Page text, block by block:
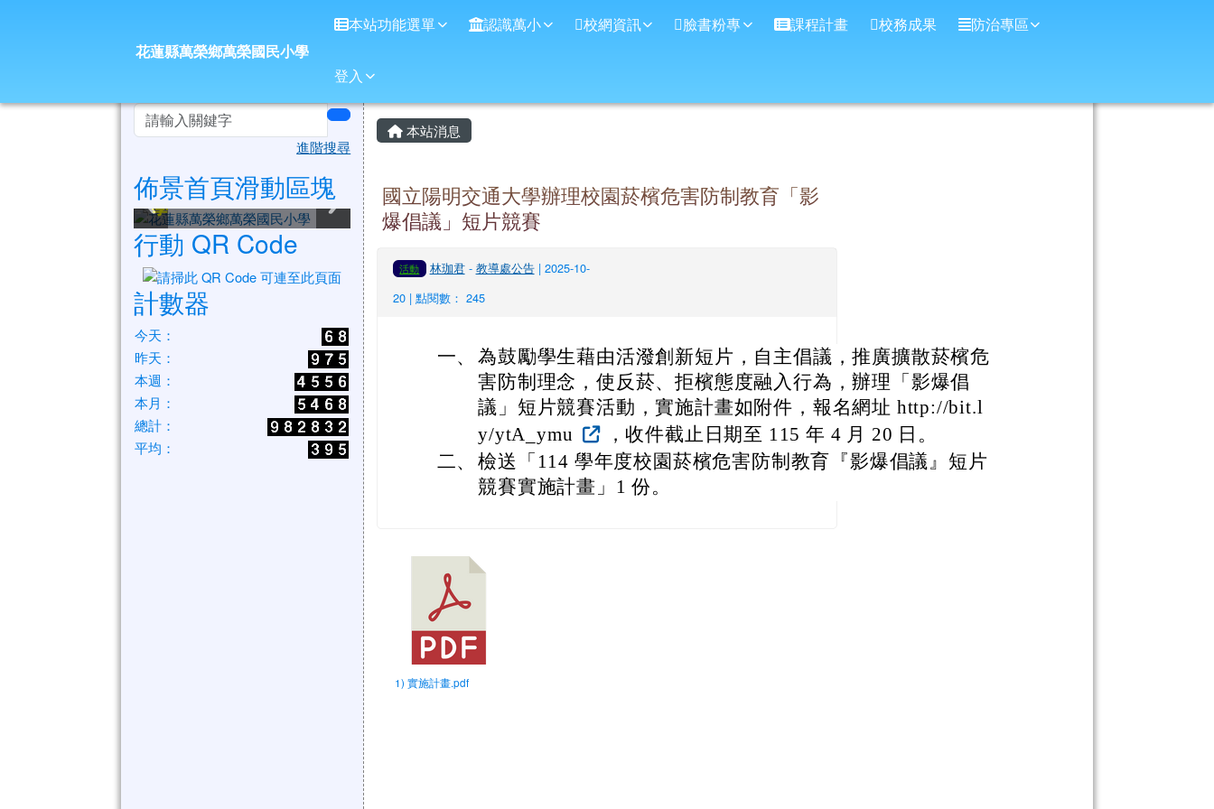
花蓮縣萬榮鄉萬榮國民小學
花蓮縣萬榮鄉萬榮國民小學
本站功能選單 認識萬小 校網資訊 臉書粉專 課程計畫 校務成果 防治專區
登入
左邊區域內容 search
進階搜尋
佈景首頁滑動區塊
花蓮縣萬榮鄉萬榮國民小
學
花蓮縣萬榮鄉萬榮國民小
學
花蓮縣萬榮鄉萬榮國民小
學
花蓮縣萬榮鄉萬榮國民小
學
花蓮縣萬榮鄉萬榮國民小
學
花蓮縣萬榮鄉萬榮國民小
學
行動 QR Code
計數器
今天：
昨天：
本週：
本月：
總計：
平均：
主內容區域
本站消息
國立陽明交通大學辦理校園菸檳危害防制教育「影
爆倡議」短片競賽
活動 林珈君- 教導處公告| 2025-10-
20 | 點閱數： 245
一、 為鼓勵學生藉由活潑創新短片，自主倡議，推廣擴散菸檳危
害防制理念，使反菸、拒檳態度融入行為，辦理「影爆倡
議」短片競賽活動，實施計畫如附件，報名網址 http://bit.l
y/ytA_ymu
，收件截止日期至 115 年 4 月 20 日。
二、 檢送「114 學年度校園菸檳危害防制教育『影爆倡議』短片
競賽實施計畫」1 份。
1) 實施計畫.pdf
頁尾區域